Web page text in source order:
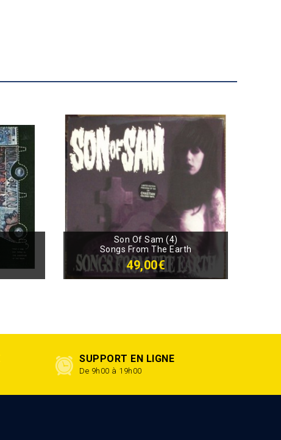
Son Of Sam (4)
Songs From The Earth
49,00€
SUPPORT EN LIGNE
De 9h00 à 19h00